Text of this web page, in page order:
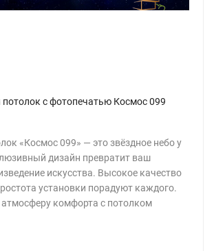
с фотопечатью Космос 099
«Космос 099» — это звёздное небо у
дизайн превратит ваш
искусства. Высокое качество
установки порадуют каждого.
атмосферу комфорта с потолком